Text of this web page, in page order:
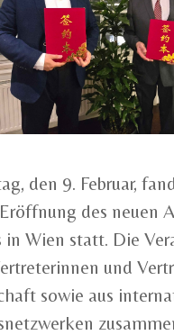
den 9. Februar,
des neuen
in Wien statt. Die
und
sowie aus